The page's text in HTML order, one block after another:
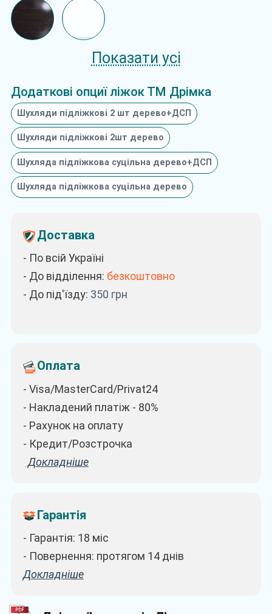
Показати усі
Додаткові опциї ліжок ТМ Дрімка
Шухляди підліжкові 2 шт дерево+ДСП
Шухляди підліжкові 2шт дерево
Шухляда підліжкова суцільна дерево+ДСП
Шухляда підліжкова суцільна дерево
Доставка
- По всій Україні
- До відділення: безкоштовно
- До під'їзду: 350 грн
Оплата
- Visa/MasterCard/Privat24
- Накладений платіж - 80%
- Рахунок на оплату
- Кредит/Розстрочка
Докладніше
Гарантія
- Гарантія: 18 міс
- Повернення: протягом 14 днів
Докладніше